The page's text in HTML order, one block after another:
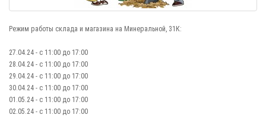
Режим работы склада и магазина на Минеральной, 31К:
27.04.24 - с 11:00 до 17:00
28.04.24 - с 11:00 до 17:00
29.04.24 - с 11:00 до 17:00
30.04.24 - с 11:00 до 17:00
01.05.24 - с 11:00 до 17:00
02.05.24 - с 11:00 до 17:00